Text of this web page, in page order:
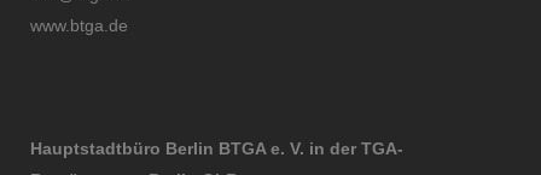
www.btga.de
Hauptstadtbüro Berlin BTGA e. V. in der TGA-